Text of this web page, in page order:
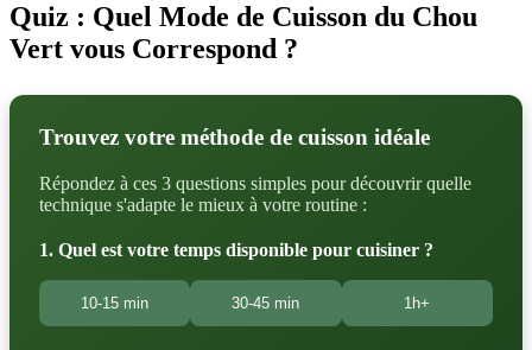
Quiz : Quel Mode de Cuisson du Chou
Vert vous Correspond ?
Trouvez votre méthode de cuisson idéale
Répondez à ces 3 questions simples pour découvrir quelle
technique s'adapte le mieux à votre routine :
1. Quel est votre temps disponible pour cuisiner ?
10-15 min 30-45 min 1h+